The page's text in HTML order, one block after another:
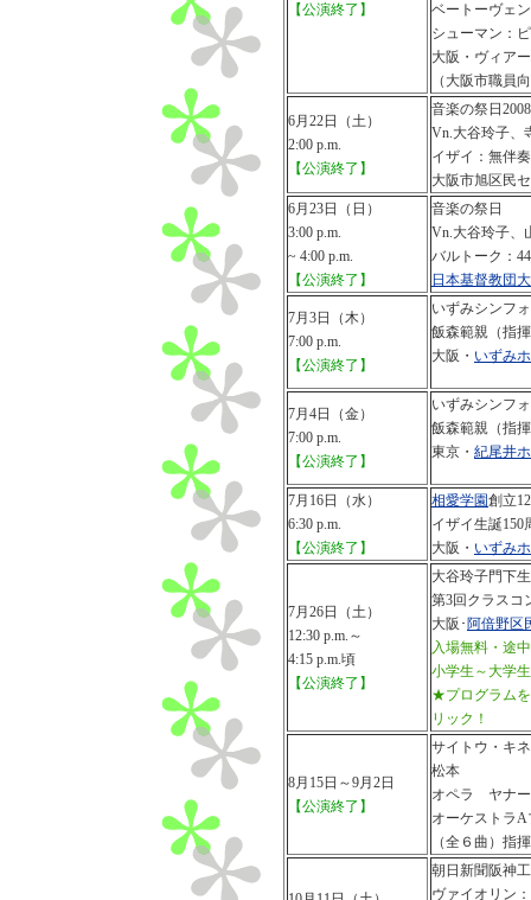
【公演終了】
ベートーヴェ
シューマン：
大阪・ヴィア
（大阪市職員
6月22日（土）
2:00 p.m.
【公演終了】
音楽の祭日
Vn.大谷玲子、
イザイ：無伴
大阪市旭区民
6月23日（日）
3:00 p.m.
~ 4:00 p.m.
【公演終了】
音楽の祭日
Vn.大谷玲子、
バルトーク：
日本基督教団
7月3日（木）
7:00 p.m.
【公演終了】
いずみシンフ
飯森範親（指
大阪・ いずみ
7月4日（金）
7:00 p.m.
【公演終了】
いずみシンフ
飯森範親（指
東京・ 紀尾井
7月16日（水）
6:30 p.m.
【公演終了】
相愛学園創立
イザイ生誕150
大阪・ いずみ
7月26日（土）
12:30 p.m.～
4:15 p.m.頃
【公演終了】
大谷玲子門下
第3回クラスコ
大阪･ 阿倍野区
入場無料・途
小学生～大学
★プログラム
リック！
8月15日～9月2日
【公演終了】
サイトウ・キ
松本
オペラ ヤナ
オーケストラ
（全６曲）指
朝日新聞阪神
ヴァイオリン